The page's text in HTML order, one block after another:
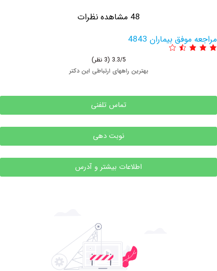
بیماران 4843
بهترین راههای ارتباطی این دکتر
تماس تلفنی
نوبت دهی
اطلاعات بیشتر و آدرس